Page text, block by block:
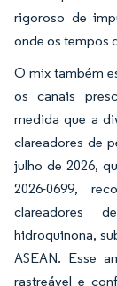
rigoroso de
onde os tempos
O mix também
os canais
medida que a
clareadores de
julho de 2026,
2026-0699,
clareadores
hidroquinona,
ASEAN. Esse
rastreável e